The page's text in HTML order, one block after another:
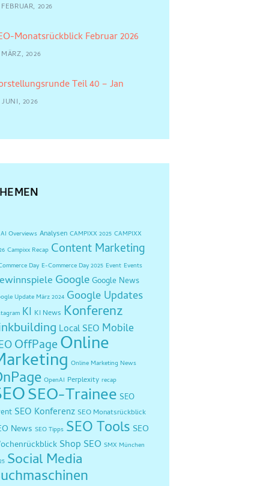
2026
Monatsrückblick Februar 2026
2026
Teil 40 – Jan
JUNI, 2026
AI Overviews Analysen CAMPIXX 2025 CAMPIXX
Campixx Recap Content Marketing
Day E-Commerce Day 2025 Event Events
Google Google News
Update März 2024 Google Updates
KI KI News Konferenz
Local SEO Mobile
OffPageOnline
Online Marketing News
OpenAI Perplexity recap
SEO-Trainee SEO
SEO Konferenz SEO Monatsrückblick
News SEO Tipps SEO Tools SEO
Shop SEO SMX München
Social Media